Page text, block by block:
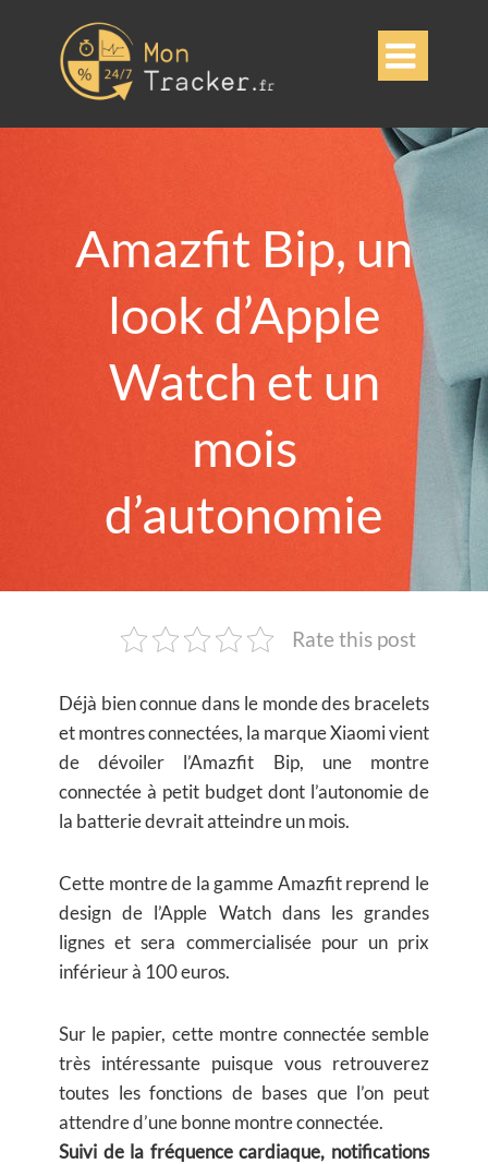

Amazfit Bip, un
look d’Apple
Watch et un
mois
d’autonomie
Rate this post
Déjà bien connue dans le monde des bracelets
et montres connectées, la marque Xiaomi vient
de dévoiler l’Amazfit Bip, une montre
connectée à petit budget dont l’autonomie de
la batterie devrait atteindre un mois.
Cette montre de la gamme Amazfit reprend le
design de l’Apple Watch dans les grandes
lignes et sera commercialisée pour un prix
inférieur à 100 euros.
Sur le papier, cette montre connectée semble
très intéressante puisque vous retrouverez
toutes les fonctions de bases que l’on peut
attendre d’une bonne montre connectée.
Suivi de la fréquence cardiaque, notifications